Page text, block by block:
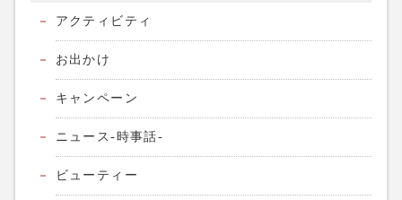
アクティビティ
お出かけ
キャンペーン
ニュース-時事話-
ビューティー